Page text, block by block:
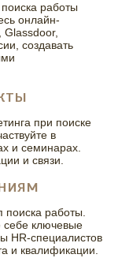
работы
онлайн-
создавать
при поиске
в
и семинарах.
и связи.
работы.
себе ключевые
HR-специалистов
и квалификации.